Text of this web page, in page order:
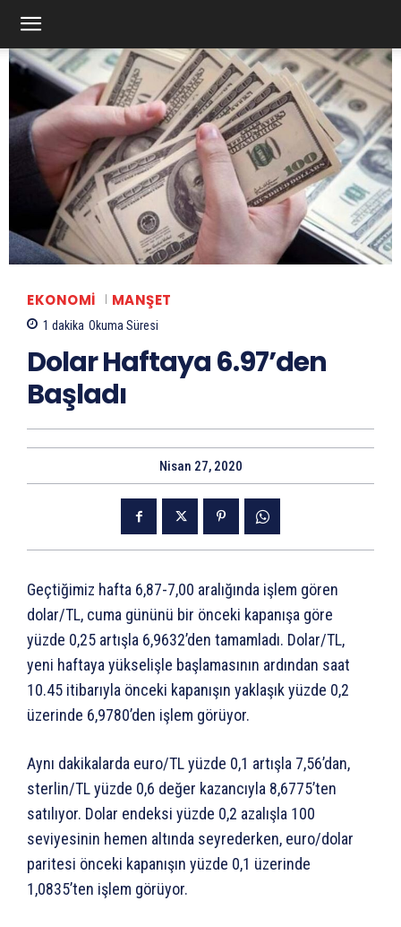
EKONOMI MANŞET
1 dakika Okuma Süresi
Dolar Haftaya 6.97’den
Başladı
Nisan 27, 2020
Geçtiğimiz hafta 6,87-7,00 aralığında işlem gören
dolar/TL, cuma gününü bir önceki kapanışa göre
yüzde 0,25 artışla 6,9632’den tamamladı. Dolar/TL,
yeni haftaya yükselişle başlamasının ardından saat
10.45 itibarıyla önceki kapanışın yaklaşık yüzde 0,2
üzerinde 6,9780’den işlem görüyor.
Aynı dakikalarda euro/TL yüzde 0,1 artışla 7,56’dan,
sterlin/TL yüzde 0,6 değer kazancıyla 8,6775’ten
satılıyor. Dolar endeksi yüzde 0,2 azalışla 100
seviyesinin hemen altında seyrederken, euro/dolar
paritesi önceki kapanışın yüzde 0,1 üzerinde
1,0835’ten işlem görüyor.